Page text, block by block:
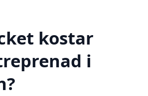
kostar
i